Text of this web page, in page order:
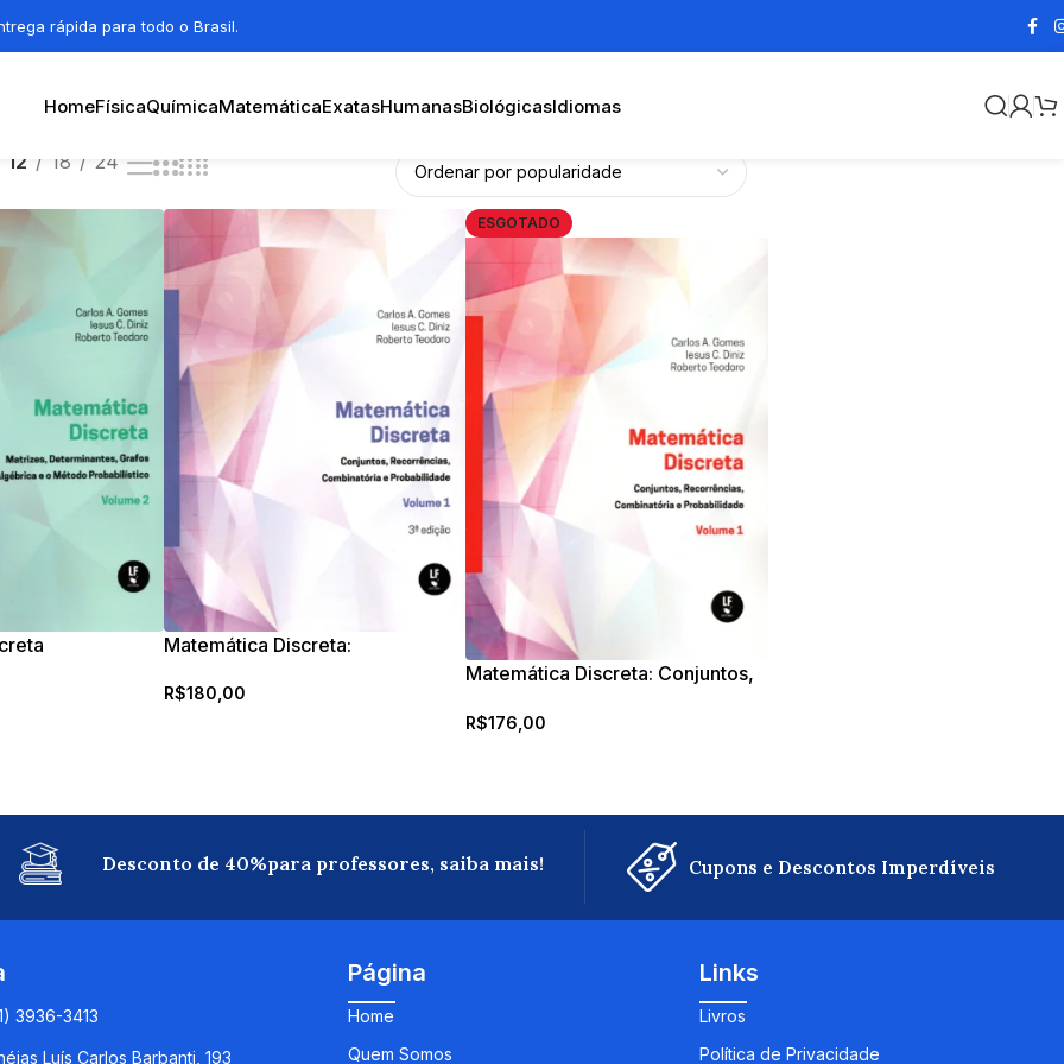
rápida para todo o Brasil.
HomeFísicaQuímicaMatemáticaExatasHumanasBiológicasIdiomas
12 18 24
Matemática Discreta:
R$180,00
ESGOTADO
Matemática Discreta: Conjuntos,
Probabilidade
R$176,00
Desconto de 40%para professores, saiba mais! Cupons e Descontos Imperdíveis
3936-3413
Luís Carlos Barbanti, 193
Página
Home
Quem Somos
Links
Livros
Política de Privacidade